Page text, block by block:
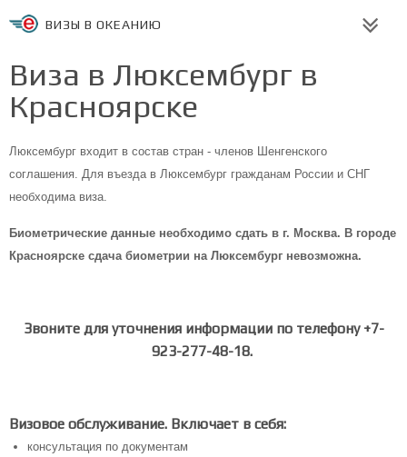
ВИЗЫ В ОКЕАНИЮ
Виза в Люксембург в
Красноярске
Люксембург входит в состав стран - членов Шенгенского
соглашения. Для въезда в Люксембург гражданам России и СНГ
необходима виза.
Биометрические данные необходимо сдать в г. Москва. В городе
Красноярске сдача биометрии на Люксембург невозможна.
Звоните для уточнения информации по телефону +7-
923-277-48-18.
Визовое обслуживание. Включает в себя:
консультация по документам